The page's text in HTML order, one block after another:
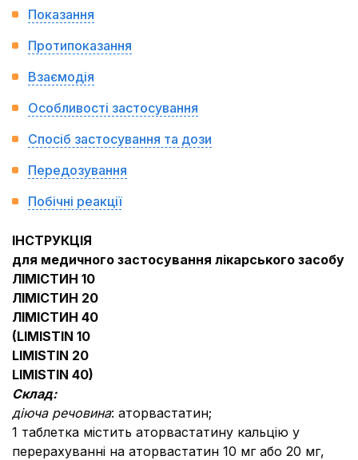
Показання
Протипоказання
Взаємодія
Особливості застосування
Спосіб застосування та дози
Передозування
Побічні реакції
ІНСТРУКЦІЯ
для медичного застосування лікарського засобу
ЛІМІСТИН 10
ЛІМІСТИН 20
ЛІМІСТИН 40
(LIMISTIN 10
LIMISTIN 20
LIMISTIN 40)
Склад:
діюча речовина: аторвастатин;
1 таблетка містить аторвастатину кальцію у
перерахуванні на аторвастатин 10 мг або 20 мг,